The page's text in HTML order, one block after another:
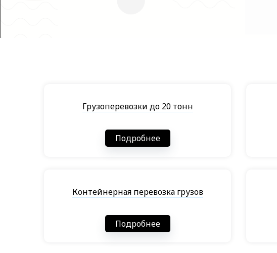
Грузоперевозки до 20 тонн
Подробнее
Контейнерная перевозка грузов
Подробнее